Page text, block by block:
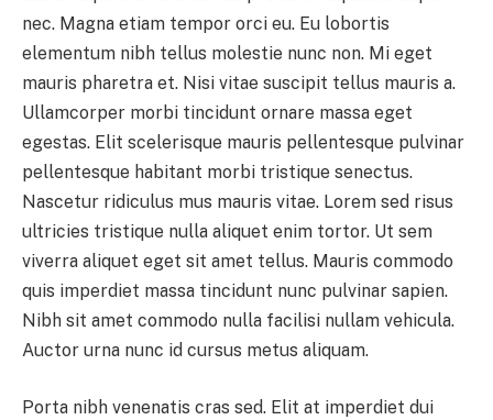
nec. Magna etiam tempor orci eu. Eu lobortis
elementum nibh tellus molestie nunc non. Mi eget
mauris pharetra et. Nisi vitae suscipit tellus mauris a.
Ullamcorper morbi tincidunt ornare massa eget
egestas. Elit scelerisque mauris pellentesque pulvinar
pellentesque habitant morbi tristique senectus.
Nascetur ridiculus mus mauris vitae. Lorem sed risus
ultricies tristique nulla aliquet enim tortor. Ut sem
viverra aliquet eget sit amet tellus. Mauris commodo
quis imperdiet massa tincidunt nunc pulvinar sapien.
Nibh sit amet commodo nulla facilisi nullam vehicula.
Auctor urna nunc id cursus metus aliquam.
Porta nibh venenatis cras sed. Elit at imperdiet dui